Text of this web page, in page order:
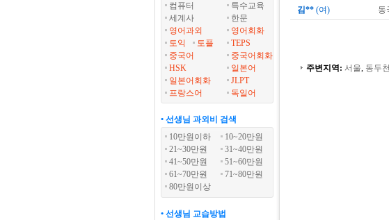
컴퓨터
특수교육
세계사
한문
영어과외
영어회화
토익
토플
TEPS
중국어
중국어회화
HSK
일본어
일본어회화
JLPT
프랑스어
독일어
• 선생님 과외비 검색
10만원이하
10~20만원
21~30만원
31~40만원
41~50만원
51~60만원
61~70만원
71~80만원
80만원이상
• 선생님 교습방법
김** (여) 동
주변지역: 서울, 동두